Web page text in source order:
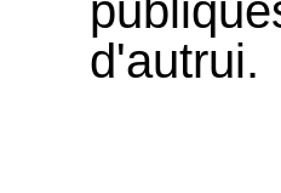
d'autrui.